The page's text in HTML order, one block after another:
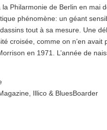
Philarmonie de Berlin en mai
phénomène: un géant
tout à sa mesure. Une
croisée, comme on n’en avait
en 1971. L’année de
Illico & BluesBoarder